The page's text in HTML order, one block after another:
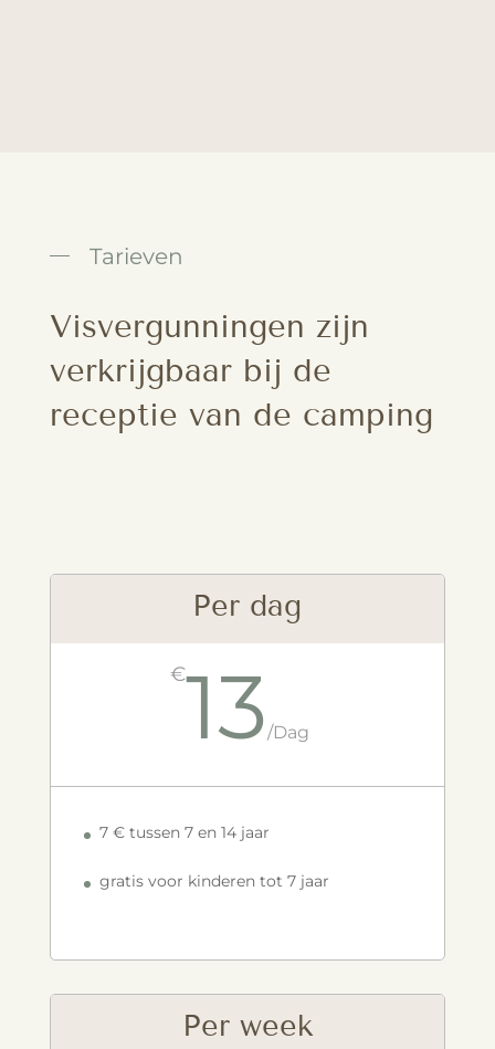
Tarieven
Visvergunningen zijn
verkrijgbaar bij de
receptie van de camping
Per dag
€13 /Dag
7 € tussen 7 en 14 jaar
gratis voor kinderen tot 7 jaar
Per week